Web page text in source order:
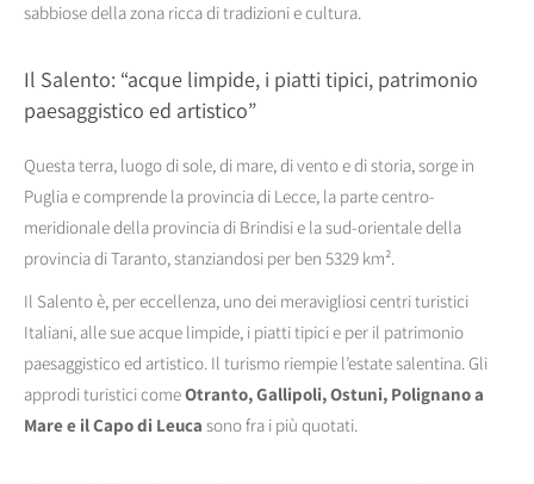
sabbiose della zona ricca di tradizioni e cultura.
Il Salento: “acque limpide, i piatti tipici, patrimonio
paesaggistico ed artistico”
Questa terra, luogo di sole, di mare, di vento e di storia, sorge in
Puglia e comprende la provincia di Lecce, la parte centro-
meridionale della provincia di Brindisi e la sud-orientale della
provincia di Taranto, stanziandosi per ben 5329 km².
Il Salento è, per eccellenza, uno dei meravigliosi centri turistici
Italiani, alle sue acque limpide, i piatti tipici e per il patrimonio
paesaggistico ed artistico. Il turismo riempie l’estate salentina. Gli
approdi turistici comeOtranto, Gallipoli, Ostuni, Polignano a
Mare e il Capo di Leuca sono fra i più quotati.